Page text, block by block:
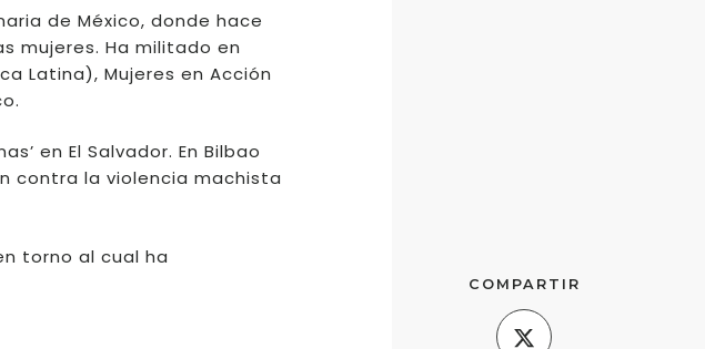
de México, donde hace
mujeres. Ha militado en
Latina), Mujeres en Acción
en El Salvador. En Bilbao
contra la violencia machista
torno al cual ha
COMPARTIR